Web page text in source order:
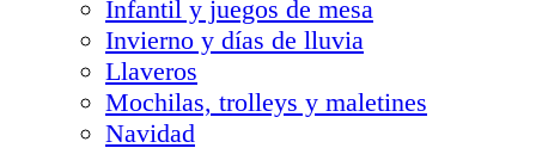
Infantil y juegos de mesa
Invierno y días de lluvia
Llaveros
Mochilas, trolleys y maletines
Navidad